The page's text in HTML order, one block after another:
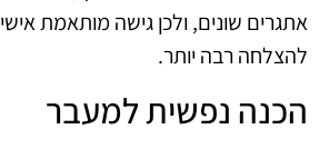
אתגרים שונים, ולכן גישה מותאמת
להצלחה רבה יותר.
הכנה נפשית למעבר